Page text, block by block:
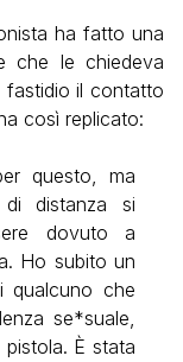
ha fatto una
che le chiedeva
il contatto
così replicato:
questo, ma
distanza si
dovuto a
Ho subito un
qualcuno che
se*suale,
È stata